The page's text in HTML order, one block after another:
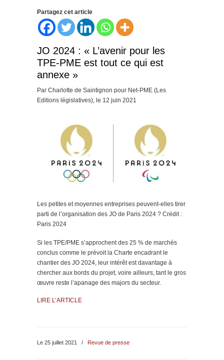
Partagez cet article
JO 2024 : « L’avenir pour les
TPE-PME est tout ce qui est
annexe »
Par Charlotte de Saintignon pour Net-PME (Les
Editions législatives), le 12 juin 2021
Les petites et moyennes entreprises peuvent-elles tirer
parti de l’organisation des JO de Paris 2024 ? Crédit :
Paris 2024
Si les TPE/PME s’approchent des 25 % de marchés
conclus comme le prévoit la Charte encadrant le
chantier des JO 2024, leur intérêt est davantage à
chercher aux bords du projet, voire ailleurs, tant le gros
œuvre reste l’apanage des majors du secteur.
LIRE L’ARTICLE
Le 25 juillet 2021 / Revue de presse